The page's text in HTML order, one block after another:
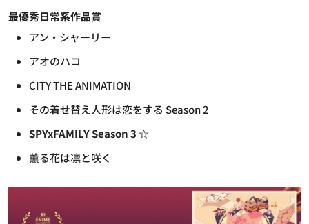
最優秀日常系作品賞
アン・シャーリー
アオのハコ
CITY THE ANIMATION
その着せ替え人形は恋をする Season 2
SPYxFAMILY Season 3 ☆
薫る花は凛と咲く